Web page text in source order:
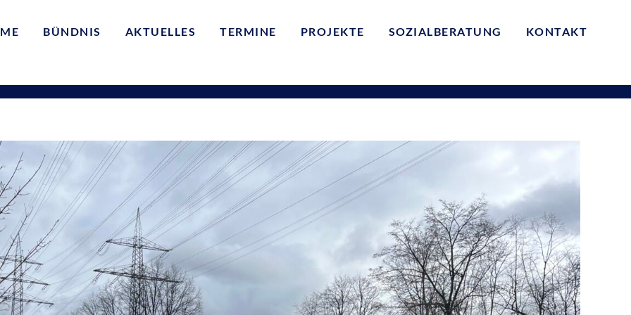
BÜNDNIS AKTUELLES TERMINE PROJEKTE SOZIALBERATUNG KONTAKT